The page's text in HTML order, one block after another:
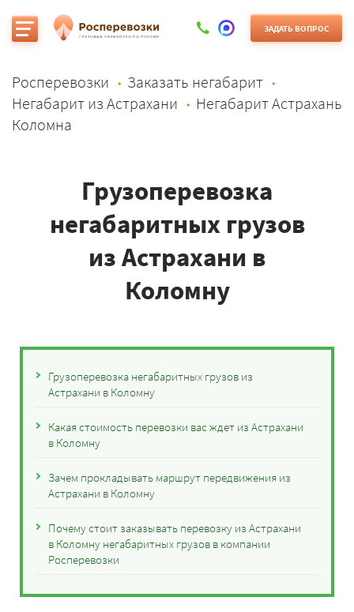
ЗАДАТЬ ВОПРОС
Росперевозки
Заказать негабарит
Негабарит из Астрахани
Негабарит Астрахань
Коломна
Грузоперевозка
негабаритных грузов
из Астрахани в
Коломну
Грузоперевозка негабаритных грузов из
Астрахани в Коломну
Какая стоимость перевозки вас ждет из Астрахани
в Коломну
Зачем прокладывать маршрут передвижения из
Астрахани в Коломну
Почему стоит заказывать перевозку из Астрахани
в Коломну негабаритных грузов в компании
Росперевозки